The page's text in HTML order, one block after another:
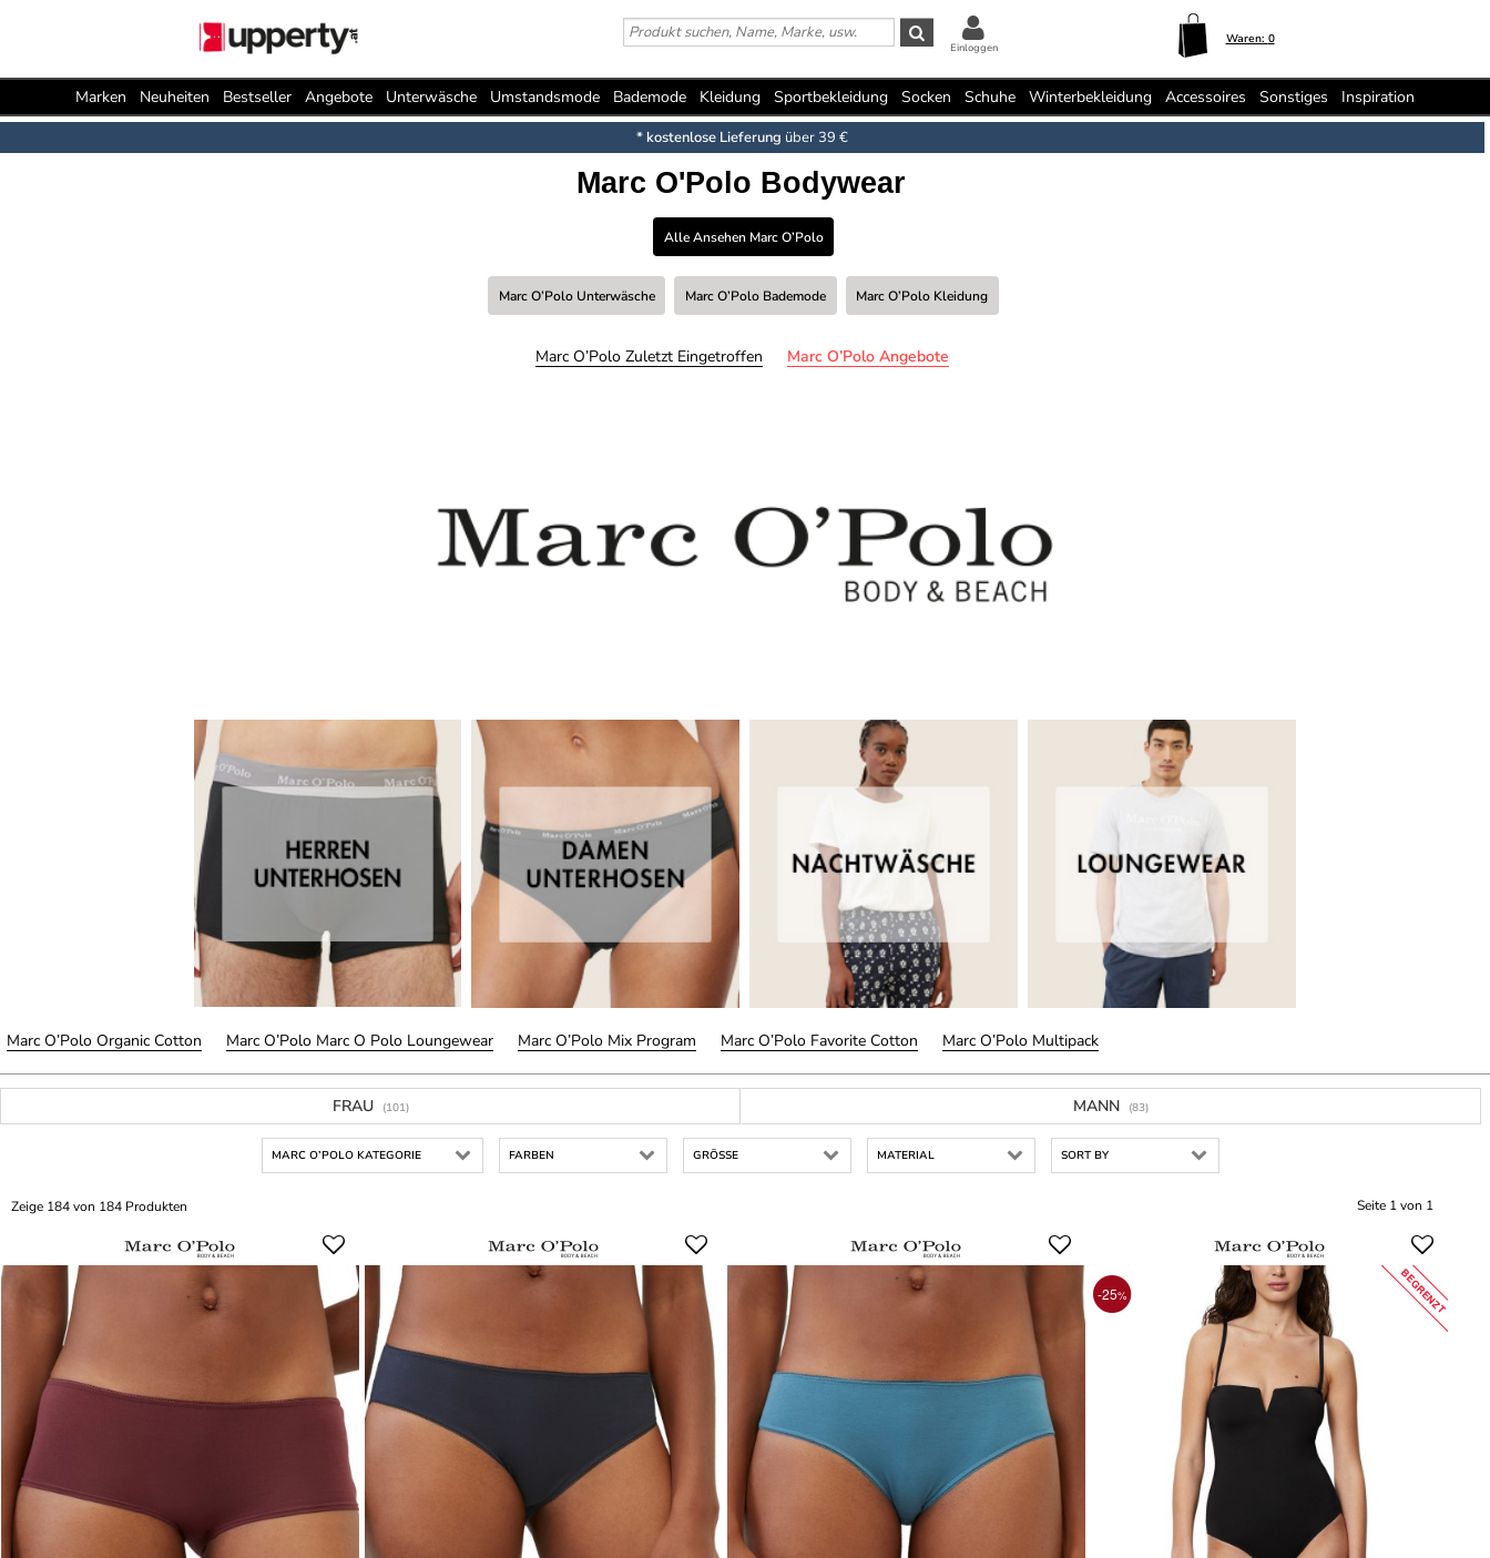
Waren: 0
Einloggen
Marken Neuheiten Bestseller Angebote Unterwäsche Umstandsmode Bademode Kleidung Sportbekleidung Socken Schuhe Winterbekleidung Accessoires Sonstiges Inspiration
* kostenlose Lieferung über 39 €
Marc O'Polo Bodywear
Alle Ansehen Marc O’Polo
Marc O’Polo Unterwäsche Marc O’Polo Bademode Marc O’Polo Kleidung
Marc O’Polo Zuletzt Eingetroffen Marc O’Polo Angebote
Marc O’Polo Organic Cotton Marc O’Polo Marc O Polo Loungewear Marc O’Polo Mix Program Marc O’Polo Favorite Cotton Marc O’Polo Multipack
FRAU (101) MANN (83)
MARC O’POLO KATEGORIE FARBEN GRÖSSE MATERIAL SORT BY
Seite 1 von 1
Zeige 184 von 184 Produkten
-25% BEGRENZT